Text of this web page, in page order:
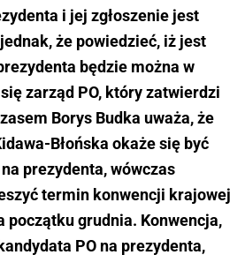
i jej zgłoszenie jest
że powiedzieć, iż jest
będzie można w
zarząd PO, który zatwierdzi
Borys Budka uważa, że
Błońska okaże się być
prezydenta, wówczas
termin konwencji krajowej
początku grudnia. Konwencja,
PO na prezydenta,